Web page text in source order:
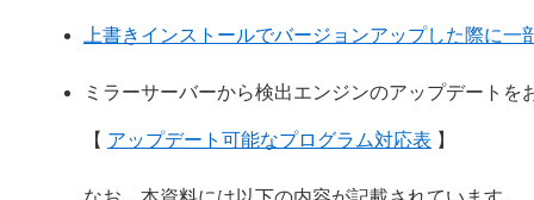
上書きインストールでバージョンアップした際に一
ミラーサーバーから検出エンジンのアップデート
【 アップデート可能なプログラム対応表 】